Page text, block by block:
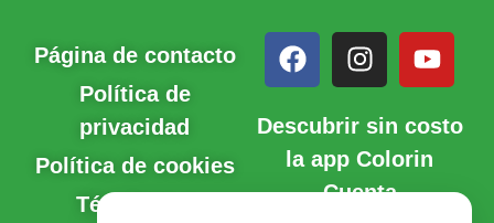
Página de contacto
Política de
privacidad
Política de cookies
Términos y
Descubrir sin costo
la app Colorin
Cuenta